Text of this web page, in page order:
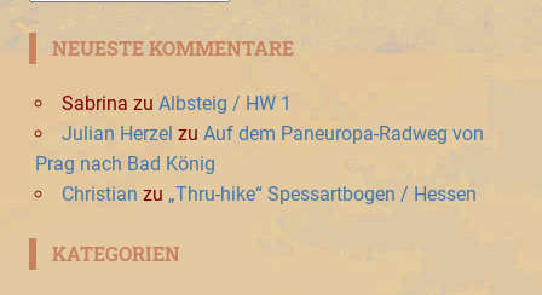
NEUESTE KOMMENTARE
Sabrina zu Albsteig / HW 1
Julian Herzel zu Auf dem Paneuropa-Radweg von
Prag nach Bad König
Christian zu „Thru-hike“ Spessartbogen / Hessen
KATEGORIEN